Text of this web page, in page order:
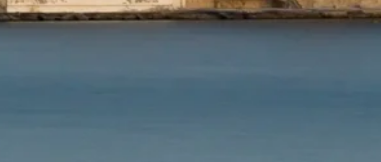
+ 10 000 personnes
conseillées